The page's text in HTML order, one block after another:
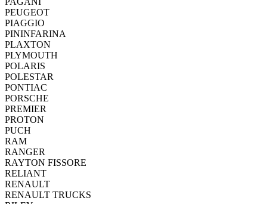
PEUGEOT
PIAGGIO
PININFARINA
PLAXTON
PLYMOUTH
POLARIS
POLESTAR
PONTIAC
PORSCHE
PREMIER
PROTON
PUCH
RAM
RANGER
RAYTON FISSORE
RELIANT
RENAULT
RENAULT TRUCKS